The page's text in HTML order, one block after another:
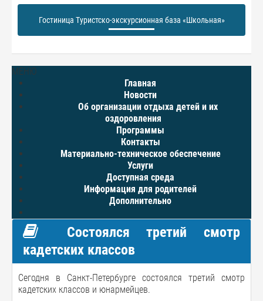
Гостиница Туристско-экскурсионная база «Школьная»
МЕНЮ
Главная
Новости
Об организации отдыха детей и их
оздоровления
Программы
Контакты
Материально-техническое обеспечение
Услуги
Доступная среда
Информация для родителей
Дополнительно
Состоялся третий смотр
кадетских классов
Сегодня в Санкт-Петербурге состоялся третий смотр
кадетских классов и юнармейцев.